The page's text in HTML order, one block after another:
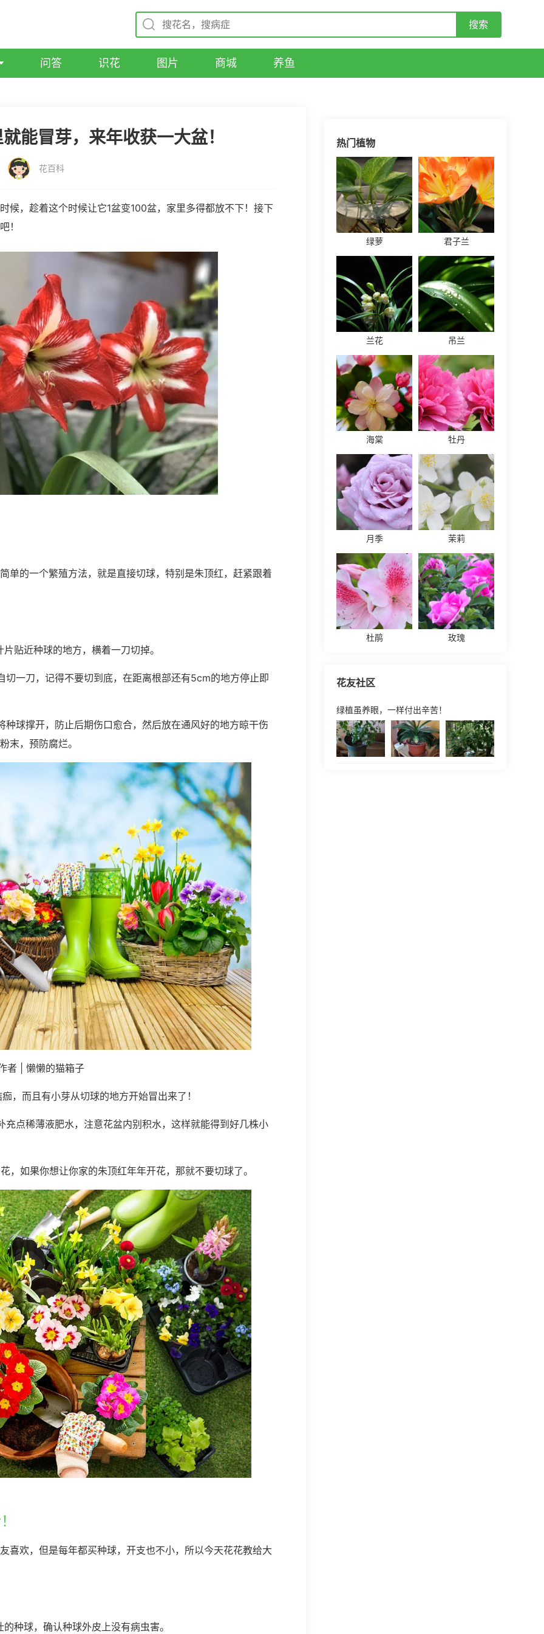
问答 识花 图片 商城 养鱼
能冒芽，来年收获一大盆！
花百科
候，趁着这个时候让它1盆变100盆，家里多得都放不下！接下
！
单的一个繁殖方法，就是直接切球，特别是朱顶红，赶紧跟着
贴近种球的地方，横着一刀切掉。
一刀，记得不要切到底，在距离根部还有5cm的地方停止即
球撑开，防止后期伤口愈合，然后放在通风好的地方晾干伤
末，预防腐烂。
者 | 懒懒的猫箱子
，而且有小芽从切球的地方开始冒出来了！
点稀薄液肥水，注意花盆内别积水，这样就能得到好几株小
，如果你想让你家的朱顶红年年开花，那就不要切球了。
喜欢，但是每年都买种球，开支也不小，所以今天花花教给大
种球，确认种球外皮上没有病虫害。
热门植物
绿萝 君子兰
兰花 吊兰
海棠 牡丹
月季 茉莉
杜鹃 玫瑰
花友社区
绿植虽养眼，一样付出辛苦！